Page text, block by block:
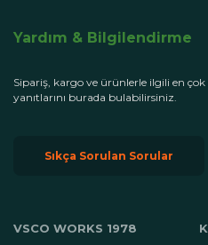
kullanılarak ortamın atmosferini
noktalar da vardır. Doğru
uygun miktarda kullanmak ve
Oda Kokuları: Hanımeli Çiçeği,
gibi bir çok kokuda
Yardım & Bilgilendirme
Sipariş, kargo ve ürünlerle ilgili en
yanıtlarını burada bulabilirsiniz.
Sıkça Sorulan Sorular
VSCO WORKS 1978